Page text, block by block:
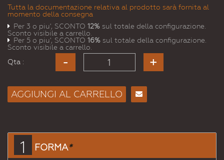
Tutta la documentazione relativa al prodotto sarà fornita al
momento della consegna
Per 3 o piu', SCONTO 12% sul totale della configurazione.
Sconto visibile a carrello.
Per 5 o piu', SCONTO 16% sul totale della configurazione.
Sconto visibile a carrello.
Qta :
AGGIUNGI AL CARRELLO
1 FORMA*